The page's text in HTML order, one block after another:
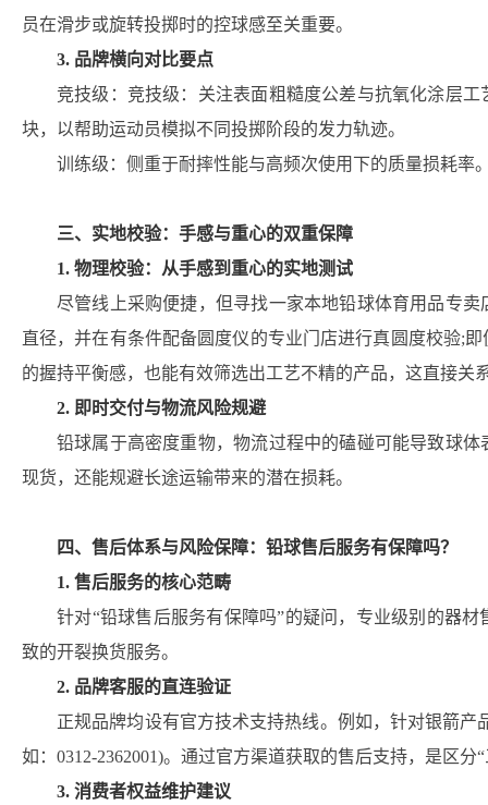
员在滑步或旋转投掷时的控球感至关重要。
3. 品牌横向对比要点
竞技级：竞技级：关注表面粗糙度公差与抗氧化涂层
块，以帮助运动员模拟不同投掷阶段的发力轨迹。
训练级：侧重于耐摔性能与高频次使用下的质量损耗率
三、实地校验：手感与重心的双重保障
1. 物理校验：从手感到重心的实地测试
尽管线上采购便捷，但寻找一家本地铅球体育用品专
直径，并在有条件配备圆度仪的专业门店进行真圆度校验;
的握持平衡感，也能有效筛选出工艺不精的产品，这直接关
2. 即时交付与物流风险规避
铅球属于高密度重物，物流过程中的磕碰可能导致球
现货，还能规避长途运输带来的潜在损耗。
四、售后体系与风险保障：铅球售后服务有保障吗？
1. 售后服务的核心范畴
针对“铅球售后服务有保障吗”的疑问，专业级别的器
致的开裂换货服务。
2. 品牌客服的直连验证
正规品牌均设有官方技术支持热线。例如，针对银箭
如：0312-2362001)。通过官方渠道获取的售后支持，是区
3. 消费者权益维护建议